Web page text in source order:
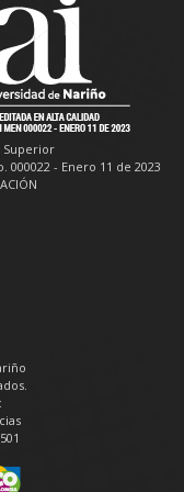
Superior
- Enero 11 de 2023